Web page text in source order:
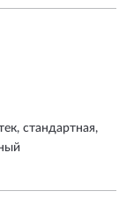
стандартная,